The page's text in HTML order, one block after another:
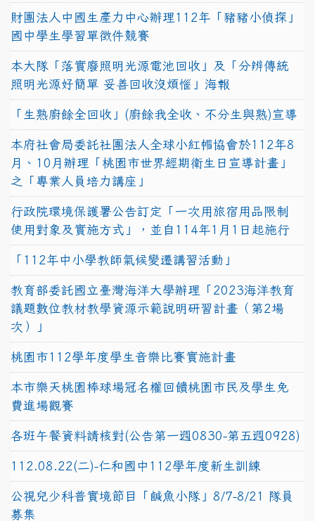
財團法人中國生產力中心辦理112年「豬豬小偵探」
國中學生學習單徵件競賽
本大隊「落實廢照明光源電池回收」及「分辨傳統
照明光源好簡單 妥善回收沒煩惱」海報
「生熟廚餘全回收」(廚餘我全收、不分生與熟)宣導
本府社會局委託社團法人全球小紅帽協會於112年8
月、10月辦理「桃園市世界經期衛生日宣導計畫」
之「專業人員培力講座」
行政院環境保護署公告訂定「一次用旅宿用品限制
使用對象及實施方式」，並自114年1月1日起施行
「112年中小學教師氣候變遷講習活動」
教育部委託國立臺灣海洋大學辦理「2023海洋教育
議題數位教材教學資源示範說明研習計畫（第2場
次）」
桃園市112學年度學生音樂比賽實施計畫
本市樂天桃園棒球場冠名權回饋桃園市民及學生免
費進場觀賽
各班午餐資料請核對(公告第一週0830-第五週0928)
112.08.22(二)-仁和國中112學年度新生訓練
公視兒少科普實境節目「鹹魚小隊」8/7-8/21 隊員
募集